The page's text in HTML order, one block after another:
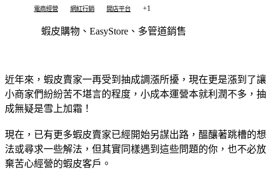
電商經營 網紅行銷 開店平台 +1
蝦皮購物、EasyStore、多管道銷售
近年來，蝦皮賣家一再受到抽成調漲所擾，現在更是漲到了讓
小商家們紛紛苦不堪言的程度，小成本運營本就利潤不多，抽
成無疑是雪上加霜！
現在，已有更多蝦皮賣家已經開始另謀出路，醞釀著跳槽的想
法或尋求一些解法，但其實同樣遇到這些問題的你，也不必放
棄苦心經營的蝦皮客戶。